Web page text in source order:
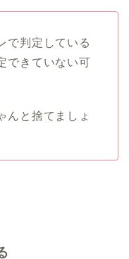
で判定している
できていない可
んと捨てましょ